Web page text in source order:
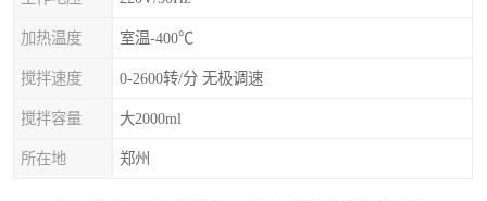
加热温度 室温-400℃
搅拌速度 0-2600转/分 无极调速
搅拌容量 大2000ml
所在地 郑州